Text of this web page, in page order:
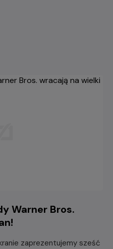
Warner Bros.
zaprezentujemy sześć